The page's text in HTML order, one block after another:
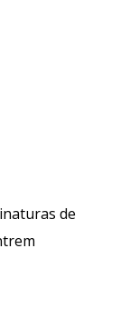
de